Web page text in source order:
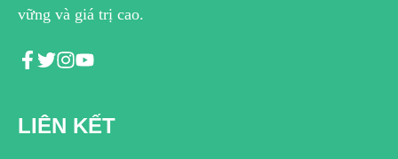
vững và giá trị cao.
LIÊN KẾT